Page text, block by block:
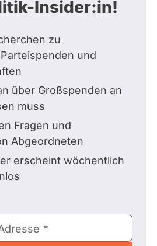
Insider:in!
zu
und
über Großspenden an
muss
Fragen und
Abgeordneten
erscheint wöchentlich